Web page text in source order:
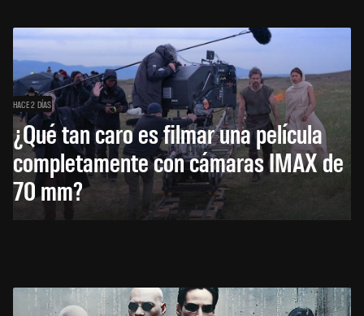
HACE 2 DÍAS
¿Qué tan caro es filmar una película
completamente con cámaras IMAX de
70 mm?